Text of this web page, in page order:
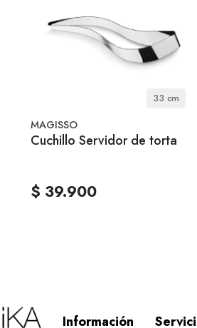
33 cm
MAGISSO
Cuchillo Servidor de torta
$ 39.900
Información